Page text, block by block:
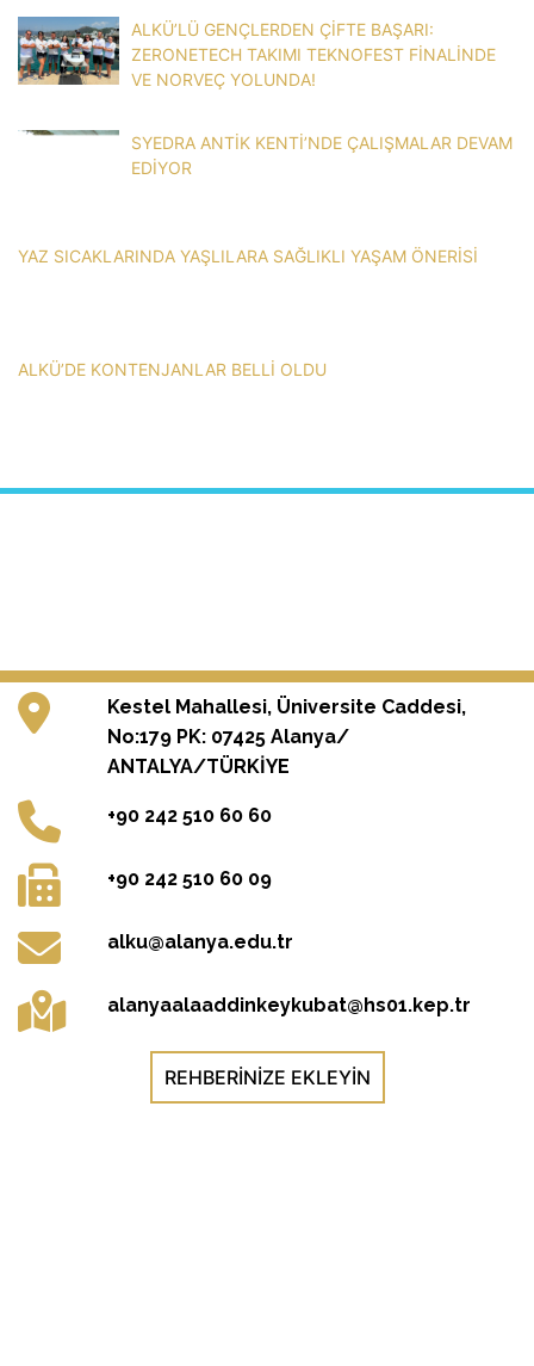
ALKÜ’LÜ GENÇLERDEN ÇİFTE BAŞARI:
ZERONETECH TAKIMI TEKNOFEST FİNALİNDE
VE NORVEÇ YOLUNDA!
SYEDRA ANTİK KENTİ’NDE ÇALIŞMALAR DEVAM
EDİYOR
YAZ SICAKLARINDA YAŞLILARA SAĞLIKLI YAŞAM ÖNERİSİ
ALKÜ’DE KONTENJANLAR BELLİ OLDU
Kestel Mahallesi, Üniversite Caddesi,
No:179 PK: 07425 Alanya/
ANTALYA/TÜRKİYE
+90 242 510 60 60
+90 242 510 60 09
alku@alanya.edu.tr
alanyaalaaddinkeykubat@hs01.kep.tr
REHBERINIZE EKLEYIN